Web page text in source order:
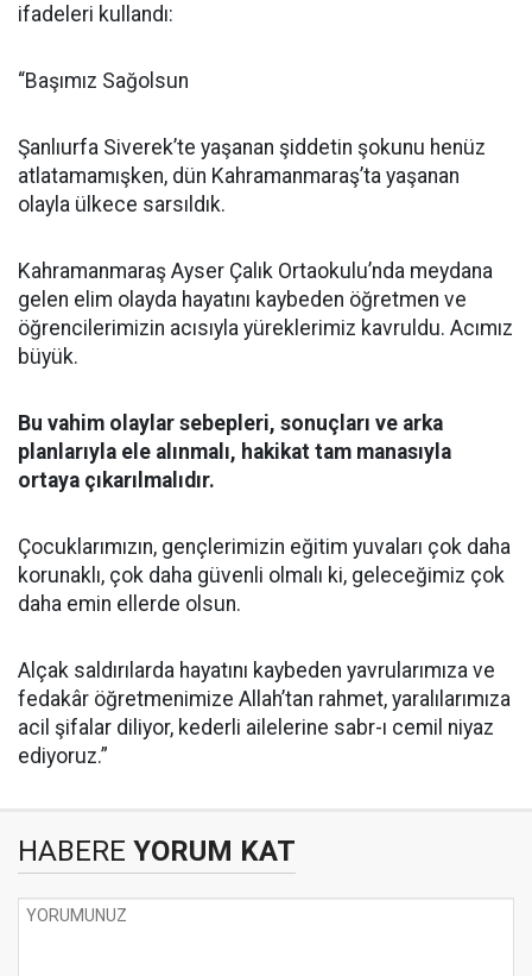
ifadeleri kullandı:
“Başımız Sağolsun
Şanlıurfa Siverek’te yaşanan şiddetin şokunu henüz
atlatamamışken, dün Kahramanmaraş’ta yaşanan
olayla ülkece sarsıldık.
Kahramanmaraş Ayser Çalık Ortaokulu’nda meydana
gelen elim olayda hayatını kaybeden öğretmen ve
öğrencilerimizin acısıyla yüreklerimiz kavruldu. Acımız
büyük.
Bu vahim olaylar sebepleri, sonuçları ve arka
planlarıyla ele alınmalı, hakikat tam manasıyla
ortaya çıkarılmalıdır.
Çocuklarımızın, gençlerimizin eğitim yuvaları çok daha
korunaklı, çok daha güvenli olmalı ki, geleceğimiz çok
daha emin ellerde olsun.
Alçak saldırılarda hayatını kaybeden yavrularımıza ve
fedakâr öğretmenimize Allah’tan rahmet, yaralılarımıza
acil şifalar diliyor, kederli ailelerine sabr-ı cemil niyaz
ediyoruz.”
HABERE YORUM KAT